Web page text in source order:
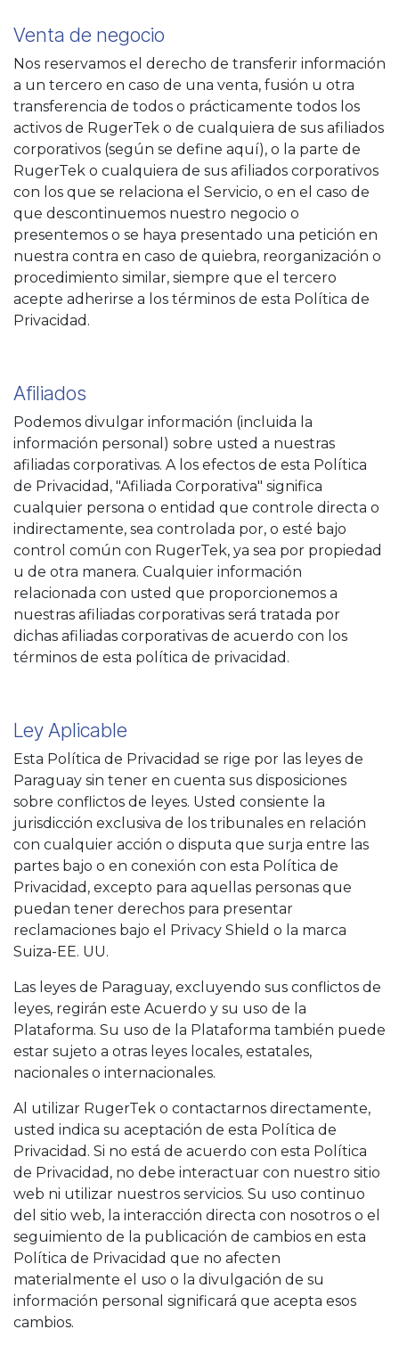
Venta de negocio
Nos reservamos el derecho de transferir información
a un tercero en caso de una venta, fusión u otra
transferencia de todos o prácticamente todos los
activos de RugerTek o de cualquiera de sus afiliados
corporativos (según se define aquí), o la parte de
RugerTek o cualquiera de sus afiliados corporativos
con los que se relaciona el Servicio, o en el caso de
que descontinuemos nuestro negocio o
presentemos o se haya presentado una petición en
nuestra contra en caso de quiebra, reorganización o
procedimiento similar, siempre que el tercero
acepte adherirse a los términos de esta Política de
Privacidad.
Afiliados
Podemos divulgar información (incluida la
información personal) sobre usted a nuestras
afiliadas corporativas. A los efectos de esta Política
de Privacidad, "Afiliada Corporativa" significa
cualquier persona o entidad que controle directa o
indirectamente, sea controlada por, o esté bajo
control común con RugerTek, ya sea por propiedad
u de otra manera. Cualquier información
relacionada con usted que proporcionemos a
nuestras afiliadas corporativas será tratada por
dichas afiliadas corporativas de acuerdo con los
términos de esta política de privacidad.
Ley Aplicable
Esta Política de Privacidad se rige por las leyes de
Paraguay sin tener en cuenta sus disposiciones
sobre conflictos de leyes. Usted consiente la
jurisdicción exclusiva de los tribunales en relación
con cualquier acción o disputa que surja entre las
partes bajo o en conexión con esta Política de
Privacidad, excepto para aquellas personas que
puedan tener derechos para presentar
reclamaciones bajo el Privacy Shield o la marca
Suiza-EE. UU.
Las leyes de Paraguay, excluyendo sus conflictos de
leyes, regirán este Acuerdo y su uso de la
Plataforma. Su uso de la Plataforma también puede
estar sujeto a otras leyes locales, estatales,
nacionales o internacionales.
Al utilizar RugerTek o contactarnos directamente,
usted indica su aceptación de esta Política de
Privacidad. Si no está de acuerdo con esta Política
de Privacidad, no debe interactuar con nuestro sitio
web ni utilizar nuestros servicios. Su uso continuo
del sitio web, la interacción directa con nosotros o el
seguimiento de la publicación de cambios en esta
Política de Privacidad que no afecten
materialmente el uso o la divulgación de su
información personal significará que acepta esos
cambios.